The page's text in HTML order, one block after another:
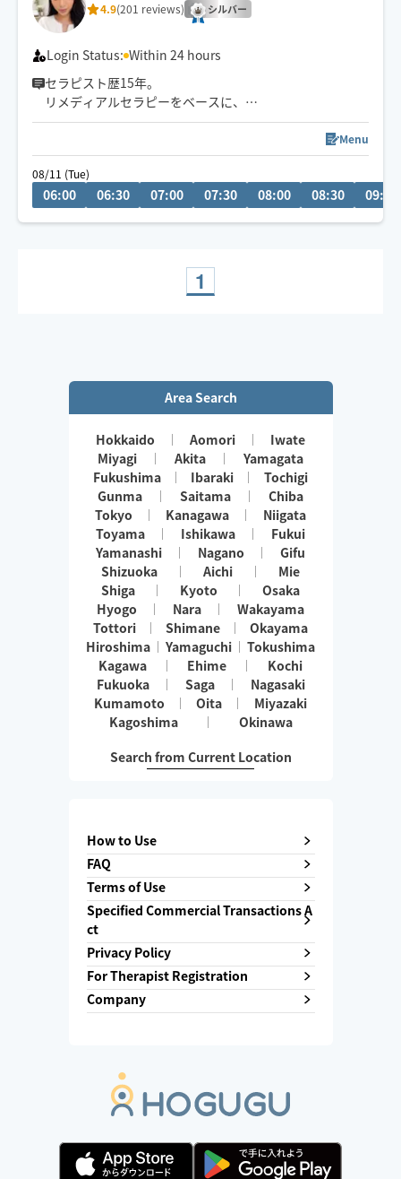
復4.9(201 reviews) シルバー
Login Status: Within 24 hours
セラピスト歴15年。
リメディアルセラピーをベースに、
身体の深部からゆるめながら
やさしくしっかり効く💪
ただ疲れを取るだけじゃなく、
「力を抜く感覚」を思い出す時間を。
本来のパフォーマンスに戻るお手伝いをしています。
Menu
08/11 (Tue)
06:00 06:30 07:00 07:30 08:00 08:30 09:00
1
Area Search
Hokkaido Aomori
Iwate
Miyagi
Akita
Yamagata
Fukushima
Ibaraki
Tochigi
Gunma
Saitama
Chiba
Tokyo
Kanagawa
Niigata
Toyama
Ishikawa
Fukui
Yamanashi
Nagano
Gifu
Shizuoka
Aichi
Mie
Shiga
Kyoto
Osaka
Hyogo
Nara
Wakayama
Tottori
Shimane
Okayama
Hiroshima
Yamaguchi
Tokushima
Kagawa
Ehime
Kochi
Fukuoka
Saga
Nagasaki
Kumamoto
Oita
Miyazaki
Kagoshima
Okinawa
Search from Current Location
How to Use
FAQ
Terms of Use
Specified Commercial Transactions A
ct
Privacy Policy
For Therapist Registration
Company